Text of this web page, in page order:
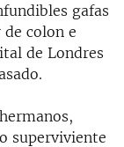
gafas
colon e
de Londres
superviviente